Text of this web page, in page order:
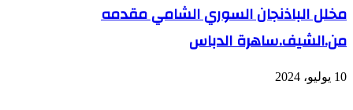
مخلل الباذنجان السوري الشامي مقدمه
من.الشيف.ساهرة الدباس
10 يوليو، 2024